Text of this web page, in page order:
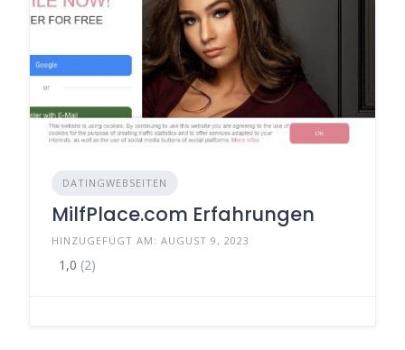
DATINGWEBSEITEN
MilfPlace.com Erfahrungen
HINZUGEFÜGT AM: AUGUST 9, 2023
1,0 (2)